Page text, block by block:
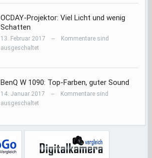
OCDAY-Projektor: Viel Licht und wenig
Schatten
13. Februar 2017 —
Kommentare sind
ausgeschaltet
BenQ W 1090: Top-Farben, guter Sound
14. Januar 2017 —
Kommentare sind
ausgeschaltet